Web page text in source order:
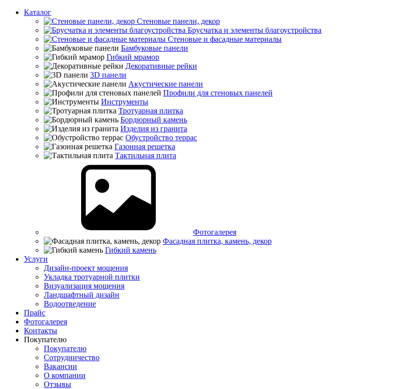
Каталог
Стеновые панели, декор
Брусчатка и элементы благоустройства
Стеновые и фасадные материалы
Бамбуковые панели
Гибкий мрамор
Декоративные рейки
3D панели
Акустические панели
Профили для стеновых панелей
Инструменты
Тротуарная плитка
Бордюрный камень
Изделия из гранита
Обустройство террас
Газонная решетка
Тактильная плита
Фотогалерея
Фасадная плитка, камень, декор
Гибкий камень
Услуги
Дизайн-проект мощения
Укладка тротуарной плитки
Визуализация мощения
Ландшафтный дизайн
Водоотведение
Прайс
Фотогалерея
Контакты
Покупателю
Покупателю
Сотрудничество
Вакансии
О компании
Отзывы